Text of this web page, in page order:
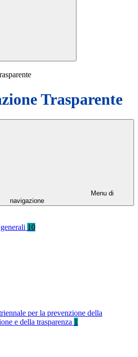
Trasparente
Menu di
navigazione
10
per la prevenzione della
e della trasparenza 1